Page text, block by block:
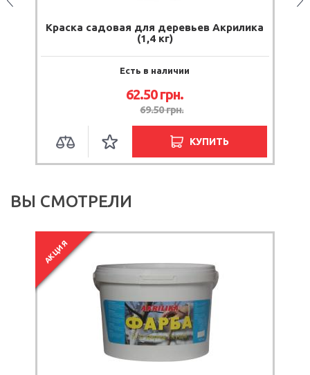
Краска садовая для деревьев Акрилика
(1,4 кг)
Есть в наличии
62.50грн.
69.50грн.
КУПИТЬ
ВЫ СМОТРЕЛИ
АКЦИЯ